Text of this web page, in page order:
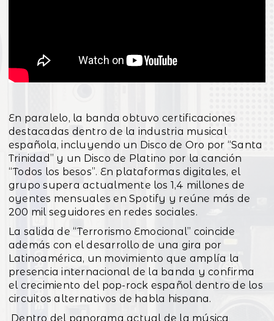
En paralelo, la banda obtuvo certificaciones
destacadas dentro de la industria musical
española, incluyendo un Disco de Oro por “Santa
Trinidad” y un Disco de Platino por la canción
“Todos los besos”. En plataformas digitales, el
grupo supera actualmente los 1,4 millones de
oyentes mensuales en Spotify y reúne más de
200 mil seguidores en redes sociales.
La salida de “Terrorismo Emocional” coincide
además con el desarrollo de una gira por
Latinoamérica, un movimiento que amplía la
presencia internacional de la banda y confirma
el crecimiento del pop-rock español dentro de los
circuitos alternativos de habla hispana.
Dentro del panorama actual de la música